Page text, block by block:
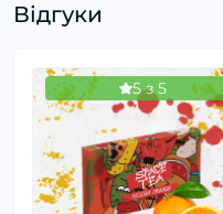
Відгуки
5 з 5